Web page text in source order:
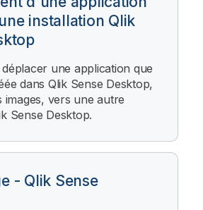
installation Qlik
une application que
dans Qlik Sense Desktop,
images, vers une autre
Sense Desktop.
- Qlik Sense